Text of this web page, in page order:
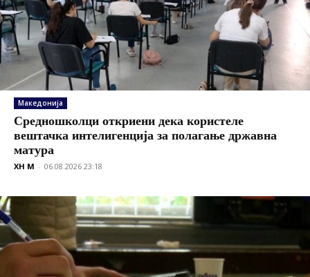
Македонија
Средношколци откриени дека користеле
вештачка интелигенција за полагање државна
матура
XH M - 06.08.2026 23:18